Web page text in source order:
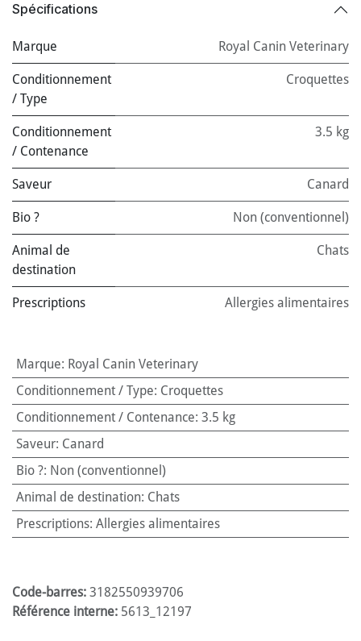
Spécifications
Marque Royal Canin Veterinary
Conditionnement
/ Type
Croquettes
Conditionnement
/ Contenance
3.5 kg
Saveur Canard
Bio ? Non (conventionnel)
Animal de
destination
Chats
Prescriptions Allergies alimentaires
Marque: Royal Canin Veterinary
Conditionnement / Type: Croquettes
Conditionnement / Contenance: 3.5 kg
Saveur: Canard
Bio ?: Non (conventionnel)
Animal de destination: Chats
Prescriptions: Allergies alimentaires
Code-barres: 3182550939706
Référence interne: 5613_12197